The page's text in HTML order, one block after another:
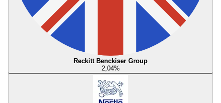
Reckitt Benckiser Group
2,04%